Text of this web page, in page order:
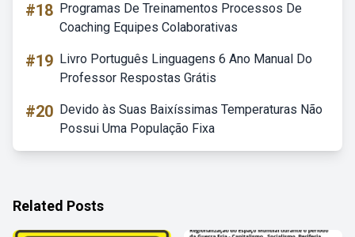
#18 Programas De Treinamentos Processos De
Coaching Equipes Colaborativas
#19 Livro Português Linguagens 6 Ano Manual Do
Professor Respostas Grátis
#20 Devido às Suas Baixíssimas Temperaturas Não
Possui Uma População Fixa
Related Posts